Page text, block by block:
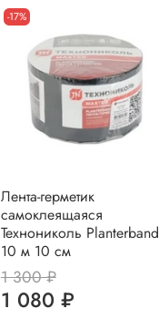
-17%
Лента-герметик
самоклеящаяся
Технониколь Planterband
10 м 10 см
1 300 ₽
1 080 ₽